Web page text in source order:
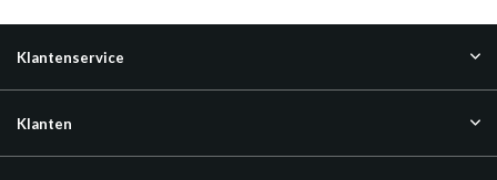
Klantenservice
Klanten